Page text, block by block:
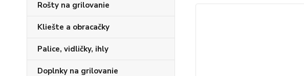
Rošty na grilovanie
Kliešte a obracačky
Palice, vidličky, ihly
Doplnky na grilovanie